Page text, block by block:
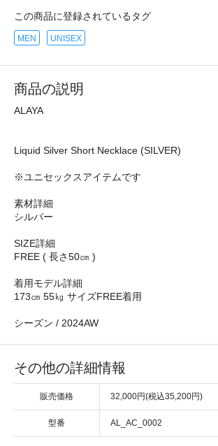
この商品に登録されているタグ
MEN UNISEX
商品の説明
ALAYA
Liquid Silver Short Necklace (SILVER)
※ユニセックスアイテムです
素材詳細
シルバー
SIZE詳細
FREE ( 長さ50㎝ )
着用モデル詳細
173㎝ 55㎏ サイズFREE着用
シーズン / 2024AW
その他の詳細情報
販売価格 32,000円(税込35,200円)
型番 AL_AC_0002